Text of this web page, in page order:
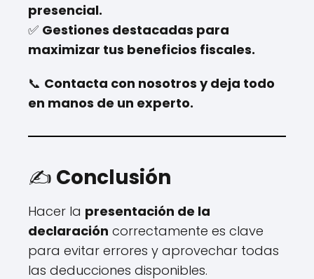
presencial.
✅ Gestiones destacadas para
maximizar tus beneficios fiscales.
📞 Contacta con nosotros y deja todo
en manos de un experto.
✍️ Conclusión
Hacer la presentación de la
declaración correctamente es clave
para evitar errores y aprovechar todas
las deducciones disponibles.